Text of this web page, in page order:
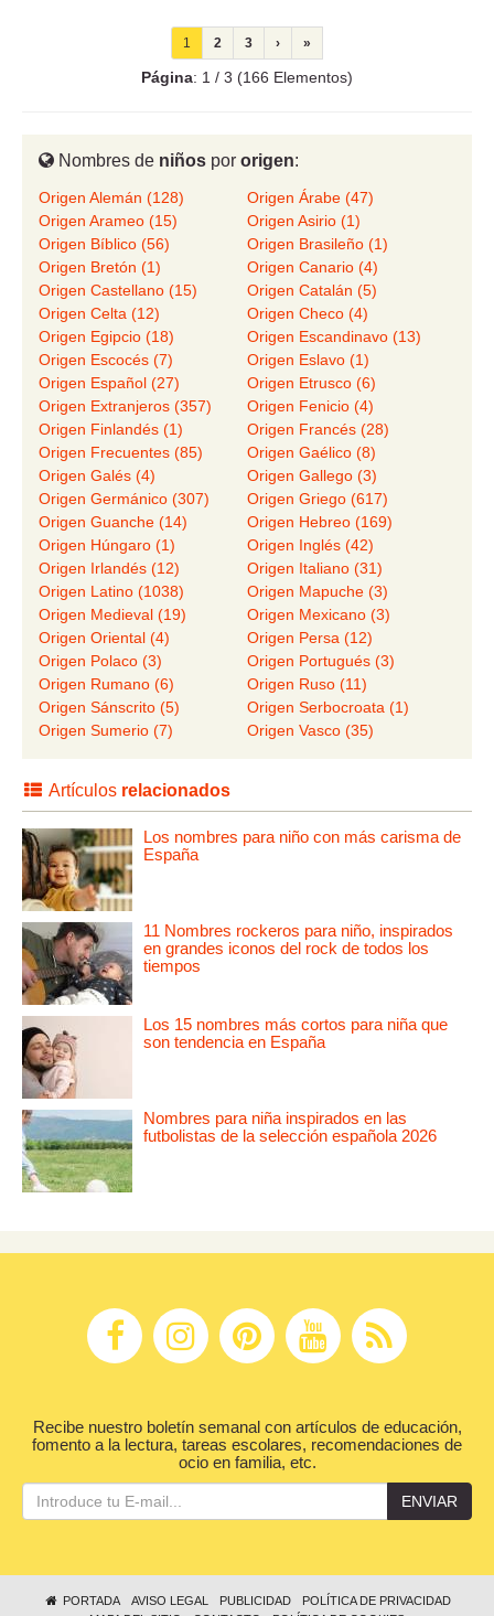
1 2 3 › »
Página: 1 / 3 (166 Elementos)
Nombres de niños por origen:
Origen Alemán (128)
Origen Árabe (47)
Origen Arameo (15)
Origen Asirio (1)
Origen Bíblico (56)
Origen Brasileño (1)
Origen Bretón (1)
Origen Canario (4)
Origen Castellano (15)
Origen Catalán (5)
Origen Celta (12)
Origen Checo (4)
Origen Egipcio (18)
Origen Escandinavo (13)
Origen Escocés (7)
Origen Eslavo (1)
Origen Español (27)
Origen Etrusco (6)
Origen Extranjeros (357)
Origen Fenicio (4)
Origen Finlandés (1)
Origen Francés (28)
Origen Frecuentes (85)
Origen Gaélico (8)
Origen Galés (4)
Origen Gallego (3)
Origen Germánico (307)
Origen Griego (617)
Origen Guanche (14)
Origen Hebreo (169)
Origen Húngaro (1)
Origen Inglés (42)
Origen Irlandés (12)
Origen Italiano (31)
Origen Latino (1038)
Origen Mapuche (3)
Origen Medieval (19)
Origen Mexicano (3)
Origen Oriental (4)
Origen Persa (12)
Origen Polaco (3)
Origen Portugués (3)
Origen Rumano (6)
Origen Ruso (11)
Origen Sánscrito (5)
Origen Serbocroata (1)
Origen Sumerio (7)
Origen Vasco (35)
Artículos relacionados
Los nombres para niño con más carisma de
España
11 Nombres rockeros para niño, inspirados
en grandes iconos del rock de todos los
tiempos
Los 15 nombres más cortos para niña que
son tendencia en España
Nombres para niña inspirados en las
futbolistas de la selección española 2026
Recibe nuestro boletín semanal con artículos de educación,
fomento a la lectura, tareas escolares, recomendaciones de
ocio en familia, etc.
ENVIAR
PORTADA AVISO LEGAL PUBLICIDAD
POLÍTICA DE PRIVACIDAD